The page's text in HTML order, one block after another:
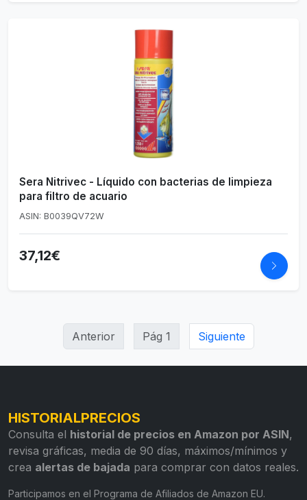
Sera Nitrivec - Líquido con bacterias de limpieza
para filtro de acuario
ASIN: B0039QV72W
37,12€
Anterior Pág 1 Siguiente
HISTORIALPRECIOS
Consulta el historial de precios en Amazon por ASIN,
revisa gráficas, media de 90 días, máximos/mínimos y
crea alertas de bajada para comprar con datos reales.
Participamos en el Programa de Afiliados de Amazon EU.